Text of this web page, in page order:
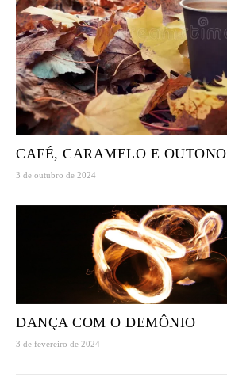
CAFÉ, CARAMELO E OUTONO
3 de outubro de 2024
DANÇA COM O DEMÔNIO
3 de fevereiro de 2024